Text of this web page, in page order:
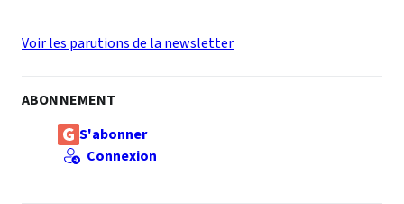
Voir les parutions de la newsletter
ABONNEMENT
S'abonner
Connexion